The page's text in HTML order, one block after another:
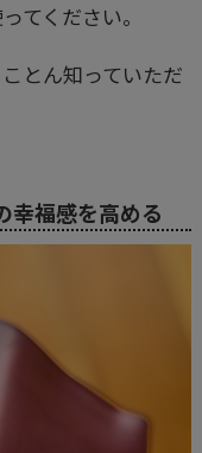
てください。
とん知っていただ
幸福感を高める